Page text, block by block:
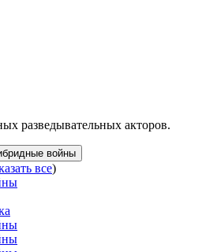
разведывательных акторов.
войны
все)